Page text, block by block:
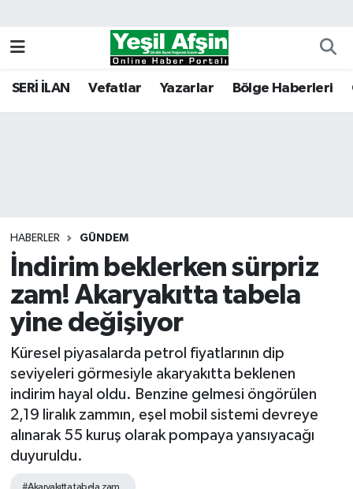
SERİ İLAN Vefatlar Yazarlar Bölge Haberleri
HABERLER GÜNDEM
İndirim beklerken sürpriz
zam! Akaryakıtta tabela
yine değişiyor
Küresel piyasalarda petrol fiyatlarının dip
seviyeleri görmesiyle akaryakıtta beklenen
indirim hayal oldu. Benzine gelmesi öngörülen
2,19 liralık zammın, eşel mobil sistemi devreye
alınarak 55 kuruş olarak pompaya yansıyacağı
duyuruldu.
Kahramanmaraş Nöbetçi Eczaneler
Tüm Manşetler
Son Dakika Haberleri